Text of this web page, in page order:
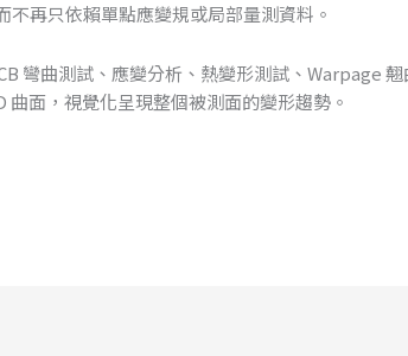
再只依賴單點應變規或局部量測資料。
彎曲測試、應變分析、熱變形測試、Warpage 翹
面，視覺化呈現整個被測面的變形趨勢。